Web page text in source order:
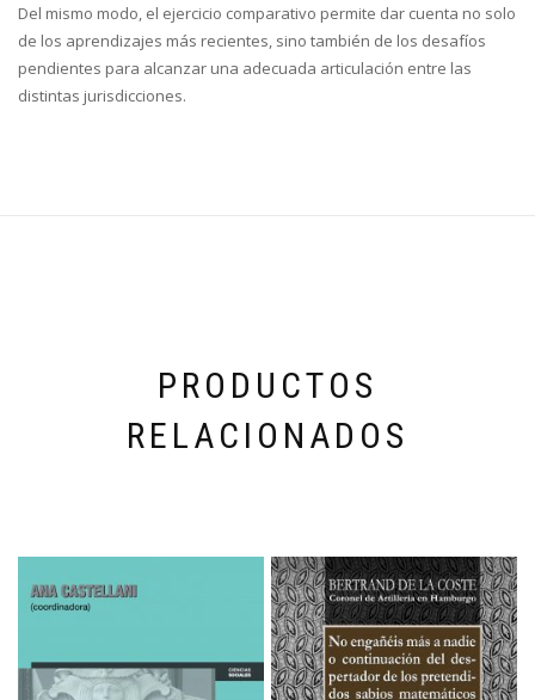
Del mismo modo, el ejercicio comparativo permite dar cuenta no solo
de los aprendizajes más recientes, sino también de los desafíos
pendientes para alcanzar una adecuada articulación entre las
distintas jurisdicciones.
PRODUCTOS
RELACIONADOS